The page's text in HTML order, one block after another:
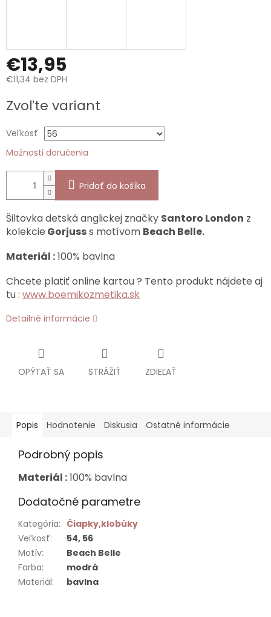
€13,95
€11,34 bez DPH
cena:
Zvoľte variant
Veľkosť
Možnosti doručenia
Pridať do košíka
Šiltovka detská anglickej značky Santoro London z
kolekcie Gorjusss motívom Beach Belle.
Materiál :100% bavlna
Chcete platiť online kartou ? Tento produkt nájdete aj
tu : www.boemikozmetika.sk
Detailné informácie
OPÝTAŤ SA STRÁŽIŤ ZDIEĽAŤ
Popis Hodnotenie Diskusia Ostatné informácie
Podrobný popis
Materiál :100% bavlna
Dodatočné parametre
Kategória: Čiapky,klobúky
Veľkosť:
54, 56
Motív:
Beach Belle
Farba:
modrá
Materiál: bavlna